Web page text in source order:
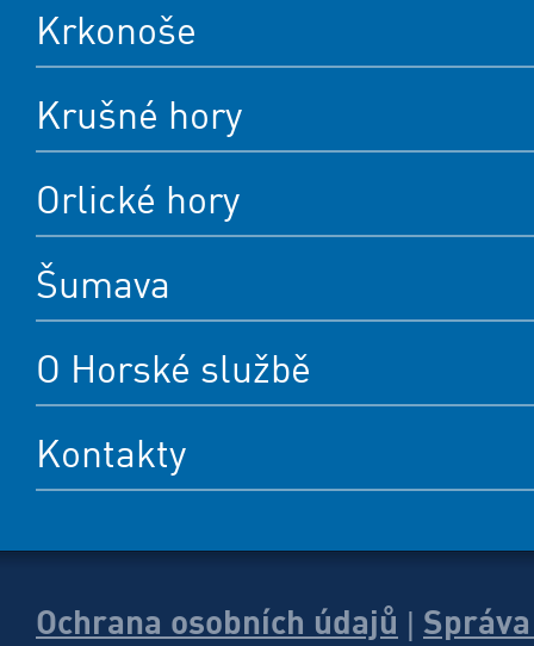
Krkonoše
Krušné hory
Orlické hory
Šumava
O Horské službě
Kontakty
Ochrana osobních údajů |